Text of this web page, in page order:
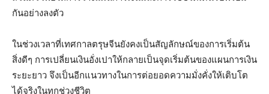
กันอย่างลงตัว
ในช่วงเวลาที่เทศกาลตรุษจีนยังคงเป็นสัญลักษณ์ของการเริ่มต้น
สิ่งดีๆ การเปลี่ยนเงินอั่งเปาให้กลายเป็นจุดเริ่มต้นของแผนการเงิน
ระยะยาว จึงเป็นอีกแนวทางในการต่อยอดความมั่งคั่งให้เติบโต
ได้จริงในทุกช่วงชีวิต